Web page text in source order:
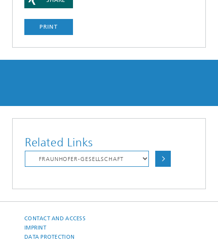
PRINT
Related Links
CONTACT AND ACCESS
IMPRINT
DATA PROTECTION